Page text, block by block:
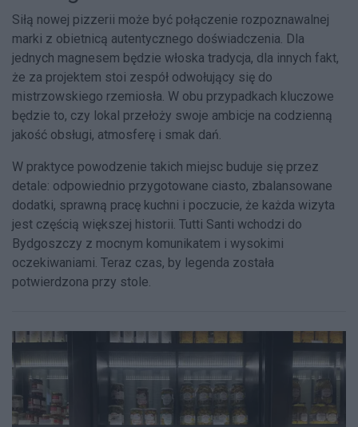
Siłą nowej pizzerii może być połączenie rozpoznawalnej
marki z obietnicą autentycznego doświadczenia. Dla
jednych magnesem będzie włoska tradycja, dla innych fakt,
że za projektem stoi zespół odwołujący się do
mistrzowskiego rzemiosła. W obu przypadkach kluczowe
będzie to, czy lokal przełoży swoje ambicje na codzienną
jakość obsługi, atmosferę i smak dań.
W praktyce powodzenie takich miejsc buduje się przez
detale: odpowiednio przygotowane ciasto, zbalansowane
dodatki, sprawną pracę kuchni i poczucie, że każda wizyta
jest częścią większej historii. Tutti Santi wchodzi do
Bydgoszczy z mocnym komunikatem i wysokimi
oczekiwaniami. Teraz czas, by legenda została
potwierdzona przy stole.